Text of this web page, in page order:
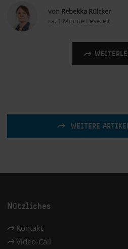
von Rebekka Rülcker
ca. 1 Minute Lesezeit
WEITERE
Nützliches
Kontakt
Video-Call